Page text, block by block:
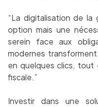
“La digitalisation de la
option mais une
serein face aux
modernes
en quelques clics,
fiscale.”
Investir dans une